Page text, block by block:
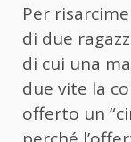
Per
di due
di cui una
due vite la
offerto un